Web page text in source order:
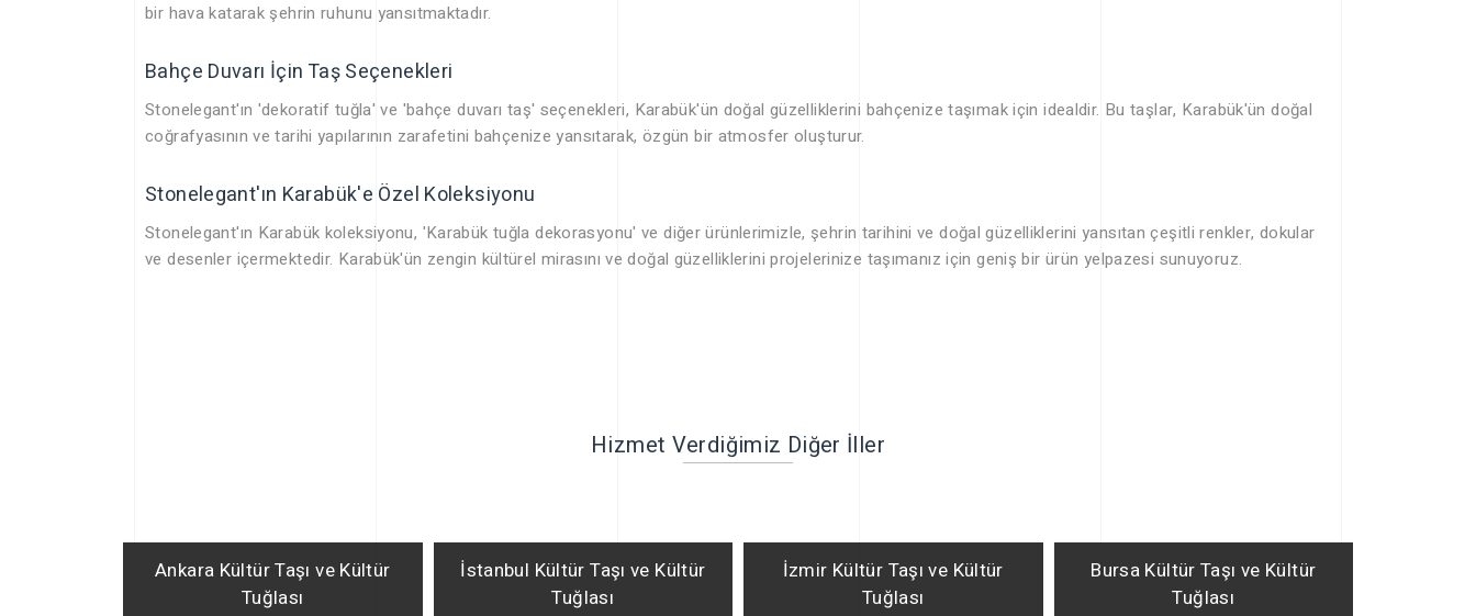
bir hava katarak şehrin ruhunu yansıtmaktadır.
Bahçe Duvarı İçin Taş Seçenekleri
Stonelegant'ın 'dekoratif tuğla' ve 'bahçe duvarı taş' seçenekleri, Karabük'ün doğal güzelliklerini bahçenize taşımak için idealdir. Bu taşlar, Karabük'ün doğal
coğrafyasının ve tarihi yapılarının zarafetini bahçenize yansıtarak, özgün bir atmosfer oluşturur.
Stonelegant'ın Karabük'e Özel Koleksiyonu
Stonelegant'ın Karabük koleksiyonu, 'Karabük tuğla dekorasyonu' ve diğer ürünlerimizle, şehrin tarihini ve doğal güzelliklerini yansıtan çeşitli renkler, dokular
ve desenler içermektedir. Karabük'ün zengin kültürel mirasını ve doğal güzelliklerini projelerinize taşımanız için geniş bir ürün yelpazesi sunuyoruz.
Hizmet Verdiğimiz Diğer İller
Ankara Kültür Taşı ve Kültür
Tuğlası
İstanbul Kültür Taşı ve Kültür
Tuğlası
İzmir Kültür Taşı ve Kültür
Tuğlası
Bursa Kültür Taşı ve Kültür
Tuğlası